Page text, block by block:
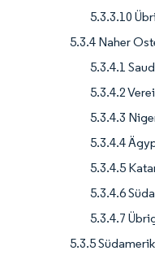
5.3.3.10
5.3.4 Naher
5.3.4.1
5.3.4.2
5.3.4.3
5.3.4.4
5.3.4.5
5.3.4.6
5.3.4.7
5.3.5